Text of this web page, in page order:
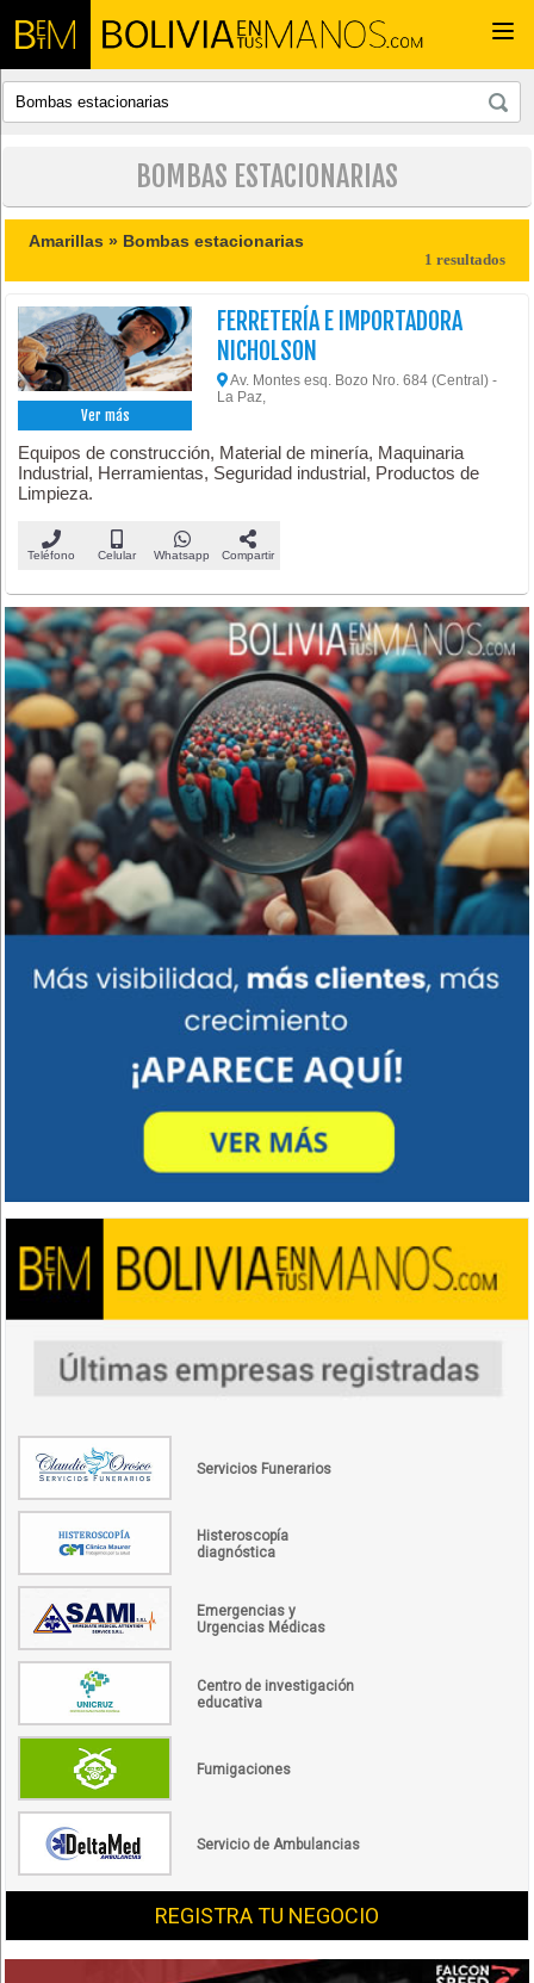
BOMBAS ESTACIONARIAS
Amarillas » Bombas estacionarias
1 resultados
Ver más
FERRETERÍA E IMPORTADORA
NICHOLSON
Av. Montes esq. Bozo Nro. 684 (Central) -
La Paz,
Equipos de construcción, Material de minería, Maquinaria
Industrial, Herramientas, Seguridad industrial, Productos de
Limpieza.
Teléfono Celular Whatsapp Compartir
Servicios Funerarios
Histeroscopía
diagnóstica
Emergencias y
Urgencias Médicas
Centro de investigación
educativa
Fumigaciones
Servicio de Ambulancias
REGISTRA TU NEGOCIO